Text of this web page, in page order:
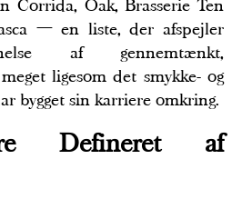
Corrida, Oak, Brasserie Ten
— en liste, der afspejler
af gennemtænkt,
ligesom det smykke- og
bygget sin karriere omkring.
Defineret af